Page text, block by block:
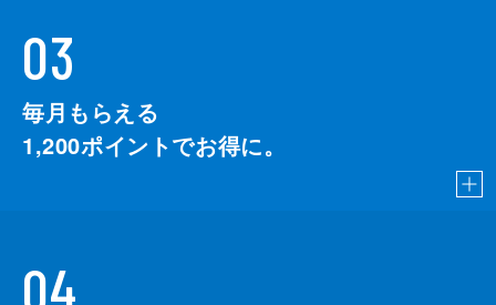
03
毎月もらえる
1,200ポイントでお得に。
04